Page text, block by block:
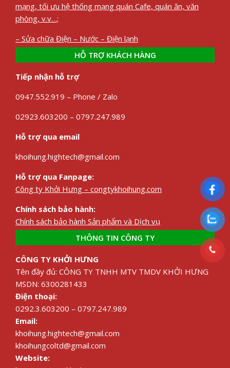
mạng, tối ưu hệ thống mạng quán Cafe, quán ăn, văn
phòng, v.v…;
– Sửa chữa Điện – Nước – Điện lạnh
HỖ TRỢ KHÁCH HÀNG
Tiếp nhận hỗ trợ
0947.552.919 – Phone / Zalo
02923.603200 – 0797.247.989
Hỗ trợ qua email
khoihung.hightech@gmail.com
Hỗ trợ qua Fanpage:
Công ty Khởi Hưng – congtykhoihung.com
Chính sách bảo hành:
Chính sách bảo hành Sản phẩm và Dịch vụ
THÔNG TIN CÔNG TY
CÔNG TY KHỞI HƯNG
Tên đầy đủ: CÔNG TY TNHH MTV TMDV KHỞI HƯNG
MSDN: 6300281433
Điện thoại:
0292.3.603200 – 0797.247.989
Email:
khoihung.hightech@gmail.com
khoihungcoltd@gmail.com
Website: